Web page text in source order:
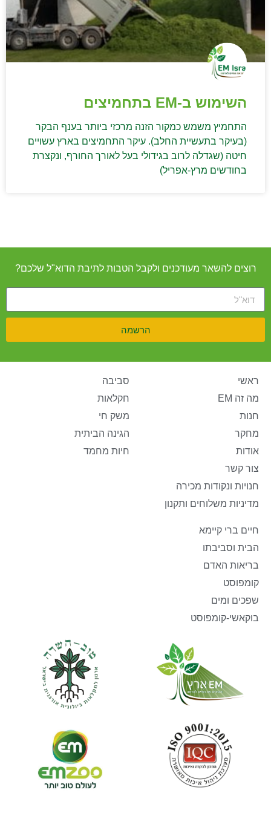
השימוש ב-EM בתחמיצים
התחמיץ משמש כמקור הזנה מרכזי ביותר בענף הבקר
(בעיקר בתעשיית החלב). עיקר התחמיצים בארץ עשויים
חיטה (שגדלה לרוב בגידולי בעל לאורך החורף, ונקצרת
בחודשים מרץ-אפריל)
רוצים להשאר מעודכנים ולקבל הטבות לתיבת הדוא"ל שלכם?
הרשמה
ראשי
מה זה EM
חנות
מחקר
אודות
צור קשר
חנויות ונקודות מכירה
מדיניות משלוחים ותקנון
סביבה
חקלאות
משק חי
הגינה הביתית
חיות מחמד
חיים ברי קיימא
הבית וסביבתו
בריאות האדם
קומפוסט
שפכים ומים
בוקאשי-קומפוסט